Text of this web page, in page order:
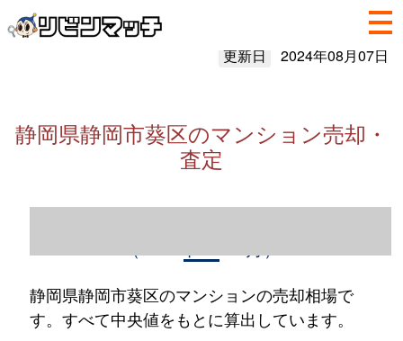
更新日 2024年08月07日
静岡県静岡市葵区のマンション売却・
査定
静岡県静岡市葵区のマンションの売却相場で
す。すべて中央値をもとに算出しています。